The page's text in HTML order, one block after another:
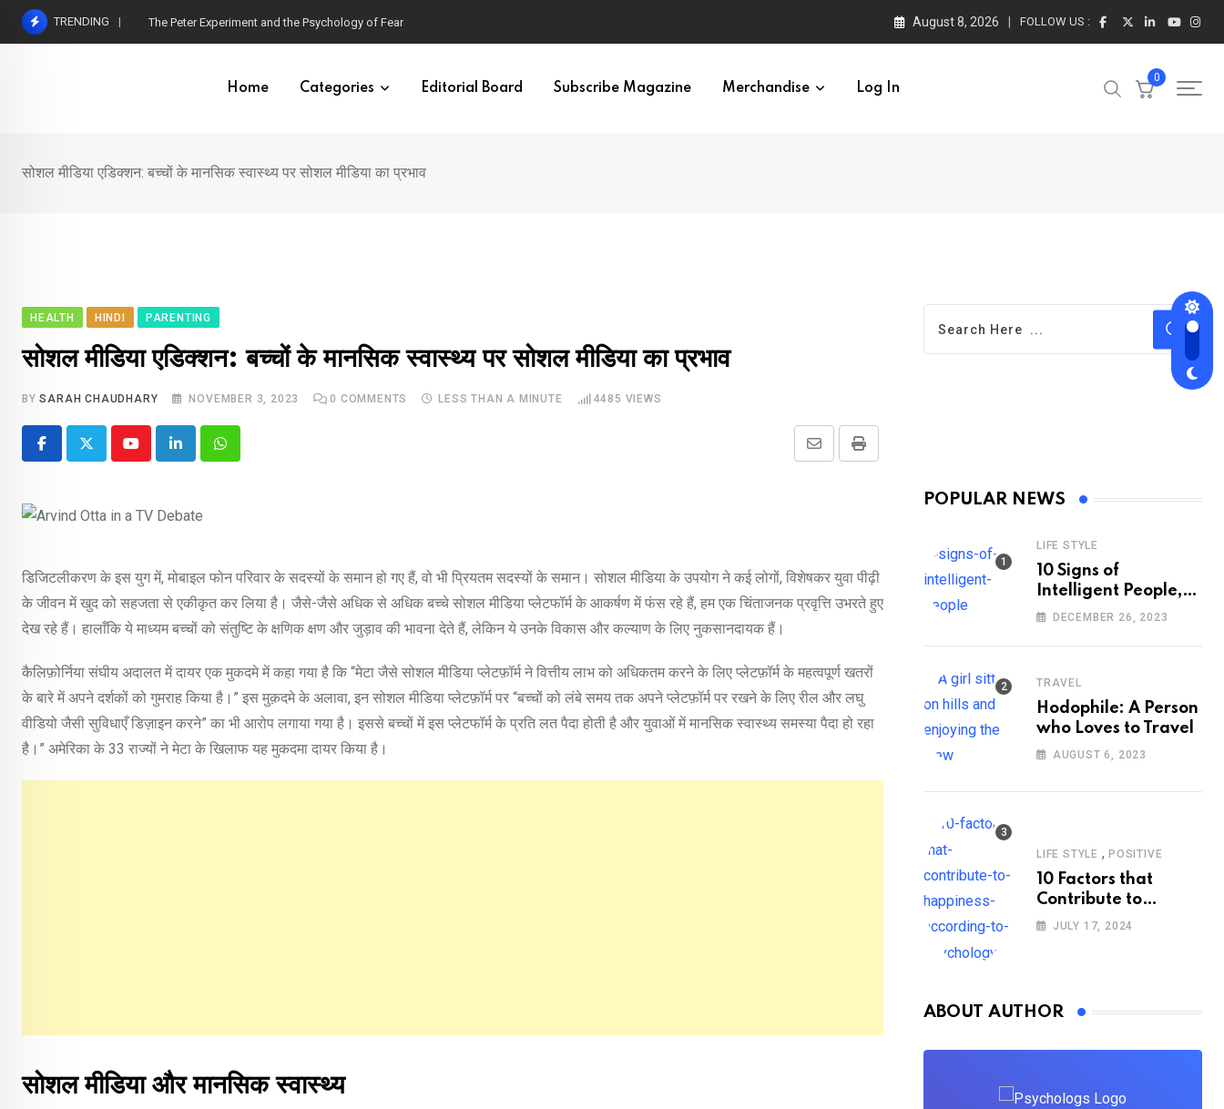
Skip
TRENDING Hetairos AI Predicts Brain Tumour Molecular Subtypes in 12 Minutes August 8, 2026 FOLLOW US :
Home Categories Editorial Board Subscribe Magazine Merchandise Log In
0
सोशल मीडिया एडिक्शन: बच्चों के मानसिक स्वास्थ्य पर सोशल मीडिया का प्रभाव
HEALTH HINDI PARENTING
सोशल मीडिया एडिक्शन: बच्चों के मानसिक स्वास्थ्य पर सोशल मीडिया का प्रभाव
BYSARAH CHAUDHARY NOVEMBER 3, 2023 0 COMMENTS LESS THAN A MINUTE 4485 VIEWS
YoutubeLinkedInWhatsapp Print
Share
डिजिटलीकरण के इस युग में, मोबाइल फोन परिवार के सदस्यों के समान हो गए हैं, वो भी प्रियतम सदस्यों के समान। सोशल मीडिया के उपयोग ने कई लोगों, विशेषकर युवा पीढ़ी
के जीवन में खुद को सहजता से एकीकृत कर लिया है। जैसे-जैसे अधिक से अधिक बच्चे सोशल मीडिया प्लेटफॉर्म के आकर्षण में फंस रहे हैं, हम एक चिंताजनक प्रवृत्ति उभरते हुए
देख रहे हैं। हालाँकि ये माध्यम बच्चों को संतुष्टि के क्षणिक क्षण और जुड़ाव की भावना देते हैं, लेकिन ये उनके विकास और कल्याण के लिए नुकसानदायक हैं।
कैलिफ़ोर्निया संघीय अदालत में दायर एक मुकदमे में कहा गया है कि “मेटा जैसे सोशल मीडिया प्लेटफ़ॉर्म ने वित्तीय लाभ को अधिकतम करने के लिए प्लेटफ़ॉर्म के महत्वपूर्ण खतरों
के बारे में अपने दर्शकों को गुमराह किया है।” इस मुक़दमे के अलावा, इन सोशल मीडिया प्लेटफ़ॉर्म पर “बच्चों को लंबे समय तक अपने प्लेटफ़ॉर्म पर रखने के लिए रील और लघु
वीडियो जैसी सुविधाएँ डिज़ाइन करने” का भी आरोप लगाया गया है। इससे बच्चों में इस प्लेटफॉर्म के प्रति लत पैदा होती है और युवाओं में मानसिक स्वास्थ्य समस्या पैदा हो रहा
है।” अमेरिका के 33 राज्यों ने मेटा के खिलाफ यह मुकदमा दायर किया है।
सोशल मीडिया और मानसिक स्वास्थ्य
POPULAR NEWS
LIFE STYLE
10 Signs of
Intelligent People,
According to
DECEMBER 26, 2023
TRAVEL
Hodophile: A Person
who Loves to Travel
AUGUST 6, 2023
LIFE STYLE , POSITIVE
10 Factors that
Contribute to
Happiness,
JULY 17, 2024
ABOUT AUTHOR